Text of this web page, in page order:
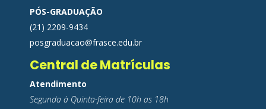
PÓS-GRADUAÇÃO
(21) 2209-9434
posgraduacao@frasce.edu.br
Central de Matrículas
Atendimento
Segunda à Quinta-feira de 10h as 18h